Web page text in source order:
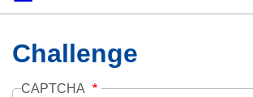
DomůKolekce
Prohlížení
Vyhledávání
O platformě
Nápověda
KontaktDigitalia
Challenge
CAPTCHA